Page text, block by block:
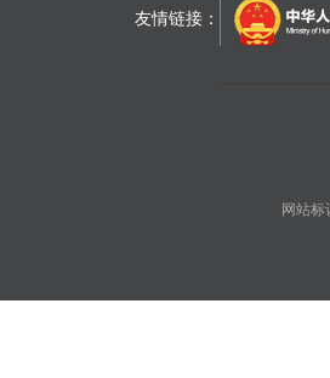
友情链接：
网站标